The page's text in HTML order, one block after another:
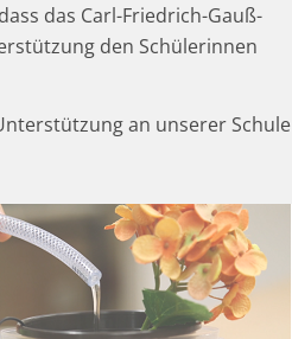
das Carl-Friedrich-Gauß-
den Schülerinnen
an unserer Schule